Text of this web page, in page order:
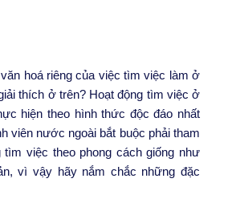
hoá riêng của việc tìm việc làm ở
thích ở trên? Hoạt động tìm việc ở
hiện theo hình thức độc đáo nhất
viên nước ngoài bắt buộc phải tham
tìm việc theo phong cách giống như
vì vậy hãy nắm chắc những đặc